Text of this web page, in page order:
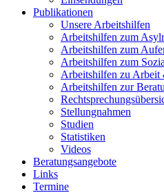
Publikationen
Unsere Arbeitshilfen
Arbeitshilfen zum
Arbeitshilfen zum
Arbeitshilfen zum
Arbeitshilfen zu
Arbeitshilfen zur
Stellungnahmen
Studien
Statistiken
Videos
Beratungsangebote
Links
Termine